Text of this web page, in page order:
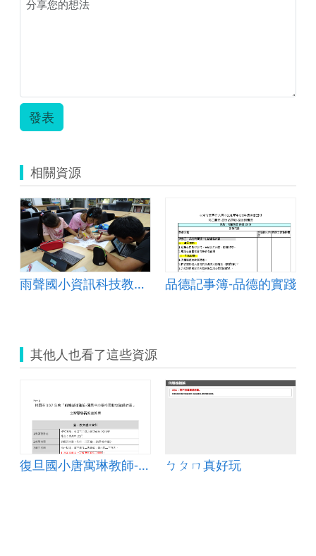
發表
相關資源
雨聲國小資訊科技教案示例 品德記事簿-品德的實踐
其他人也看了這些資源
復旦國小唐寓琳教師-注音符號教學之智慧互動 ㄅㄆㄇ真好玩